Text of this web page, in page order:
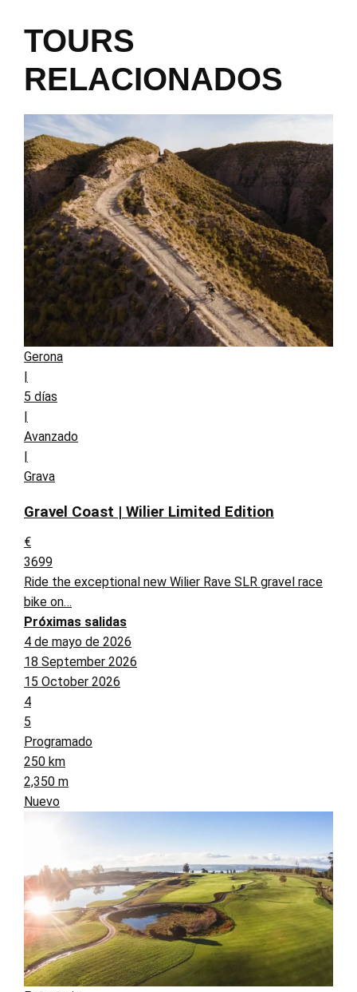
TOURS
RELACIONADOS
Gerona
|
5 días
|
Avanzado
|
Grava
Gravel Coast | Wilier Limited Edition
€
3699
Ride the exceptional new Wilier Rave SLR gravel race
bike on…
Próximas salidas
4 de mayo de 2026
18 September 2026
15 October 2026
4
5
Programado
250 km
2,350 m
Nuevo